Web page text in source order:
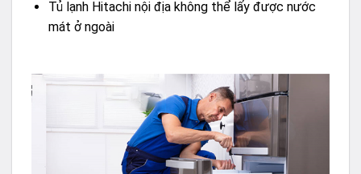
Tủ lạnh Hitachi nội địa không thể lấy được nước
mát ở ngoài